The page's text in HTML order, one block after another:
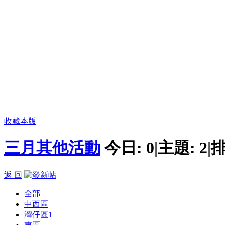
收藏本版
三月其他活動 今日: 0|主題: 2|
返 回
全部
中西區
灣仔區1